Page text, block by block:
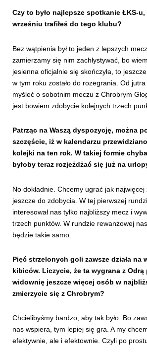
Czy to było najlepsze spotkanie ŁKS-
wrześniu trafiłeś do tego klubu?
Bez wątpienia był to jeden z lepszych
zamierzamy się nim zachłystywać, bo
jesienna oficjalnie się skończyła, to
w tym roku zostało do rozegrania. Od
myśleć o sobotnim meczu z Chrobrym
jest bowiem zdobycie kolejnych trzech
Patrząc na Waszą dyspozycję, można
szczęście, iż w kalendarzu
kolejki na ten rok. W takiej formie
byłoby teraz rozjeżdżać się już na
No dokładnie. Chcemy ugrać jak
jeszcze do zdobycia. W tej pierwszej
interesował nas tylko najbliższy mecz i
trzech punktów. W rundzie rewanżowej
będzie takie samo.
Pięć strzelonych goli zawsze działa na
kibiców. Liczycie, że ta wygrana z
widownię jeszcze więcej osób w
zmierzycie się z Chrobrym?
Chcielibyśmy bardzo, aby tak było. Bo
nas wspiera, tym lepiej się gra. A my
efektywnie, ale i efektownie. Czyli po